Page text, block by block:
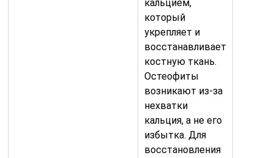
кальцием,
который
укрепляет и
восстанавливает
костную ткань.
Остеофиты
возникают из-за
нехватки
кальция, а не его
избытка. Для
восстановления